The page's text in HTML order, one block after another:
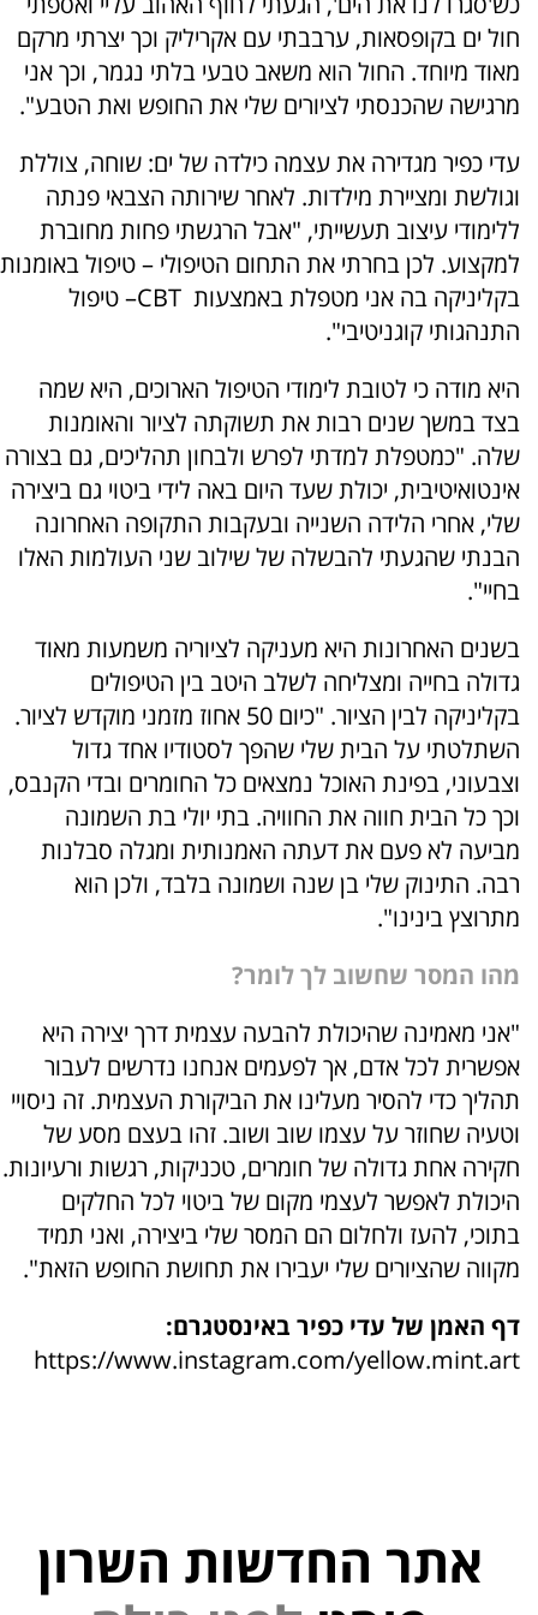
חול ים בקופסאות, ערבבתי עם אקריליק וכך יצרתי מרקם
מאוד מיוחד. החול הוא משאב טבעי בלתי נגמר, וכך אני
מרגישה שהכנסתי לציורים שלי את החופש ואת הטבע".
עדי כפיר מגדירה את עצמה כילדה של ים: שוחה, צוללת
וגולשת ומציירת מילדות. לאחר שירותה הצבאי פנתה
ללימודי עיצוב תעשייתי, "אבל הרגשתי פחות מחוברת
למקצוע. לכן בחרתי את התחום הטיפולי – טיפול באומנות
בקליניקה בה אני מטפלת באמצעות CBT– טיפול
התנהגותי קוגניטיבי".
היא מודה כי לטובת לימודי הטיפול הארוכים, היא שמה
בצד במשך שנים רבות את תשוקתה לציור והאומנות
שלה. "כמטפלת למדתי לפרש ולבחון תהליכים, גם בצורה
אינטואיטיבית, יכולת שעד היום באה לידי ביטוי גם ביצירה
שלי, אחרי הלידה השנייה ובעקבות התקופה האחרונה
הבנתי שהגעתי להבשלה של שילוב שני העולמות האלו
בחיי".
בשנים האחרונות היא מעניקה לציוריה משמעות מאוד
גדולה בחייה ומצליחה לשלב היטב בין הטיפולים
בקליניקה לבין הציור. "כיום 50 אחוז מזמני מוקדש לציור.
השתלטתי על הבית שלי שהפך לסטודיו אחד גדול
וצבעוני, בפינת האוכל נמצאים כל החומרים ובדי הקנבס,
וכך כל הבית חווה את החוויה. בתי יולי בת השמונה
מביעה לא פעם את דעתה האמנותית ומגלה סבלנות
רבה. התינוק שלי בן שנה ושמונה בלבד, ולכן הוא
מתרוצץ בינינו".
מהו המסר שחשוב לך לומר?
"אני מאמינה שהיכולת להבעה עצמית דרך יצירה היא
אפשרית לכל אדם, אך לפעמים אנחנו נדרשים לעבור
תהליך כדי להסיר מעלינו את הביקורת העצמית. זה ניסויי
וטעיה שחוזר על עצמו שוב ושוב. זהו בעצם מסע של
חקירה אחת גדולה של חומרים, טכניקות, רגשות ורעיונות.
היכולת לאפשר לעצמי מקום של ביטוי לכל החלקים
בתוכי, להעז ולחלום הם המסר שלי ביצירה, ואני תמיד
מקווה שהציורים שלי יעבירו את תחושת החופש הזאת".
דף האמן של עדי כפיר באינסטגרם:
https://www.instagram.com/yellow.mint.art
אתר החדשות השרון